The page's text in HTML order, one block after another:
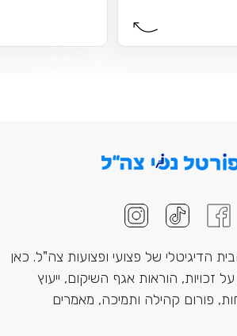
הדיגיטלי של פצועי ופצועות צה"ל. כאן
זכויות, הוראות אגף השיקום, ייעוץ
פורום קהילה ותמיכה, מאמרים